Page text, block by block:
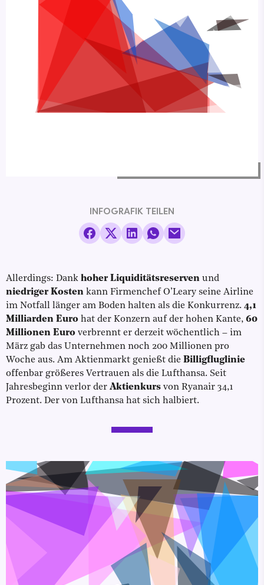
INFOGRAFIK TEILEN
Allerdings: Dank hoher Liquiditätsreserven und
niedriger Kosten kann Firmenchef O’Leary seine Airline
im Notfall länger am Boden halten als die Konkurrenz. 4,1
Milliarden Euro hat der Konzern auf der hohen Kante, 60
Millionen Euro verbrennt er derzeit wöchentlich – im
März gab das Unternehmen noch 200 Millionen pro
Woche aus. Am Aktienmarkt genießt die Billigfluglinie
offenbar größeres Vertrauen als die Lufthansa. Seit
Jahresbeginn verlor der Aktienkurs von Ryanair 34,1
Prozent. Der von Lufthansa hat sich halbiert.